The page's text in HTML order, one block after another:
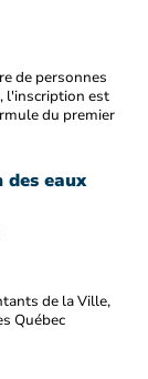
de personnes
l'inscription est
du premier
eaux
de la Ville,
Québec